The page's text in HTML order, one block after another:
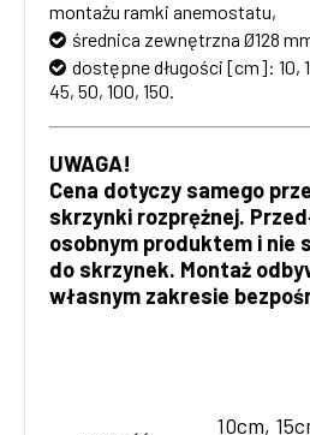
montażu ramki anemostatu,
średnica zewnętrzna Ø128
dostępne długości [cm]: 10,
45, 50, 100, 150.
UWAGA!
Cena dotyczy samego
skrzynki rozprężnej.
osobnym produktem i nie
do skrzynek. Montaż
własnym zakresie
10cm,